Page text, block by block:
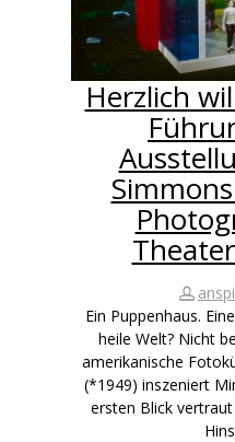
Herzlich
Ein Puppenhaus.
heile Welt? Nicht
amerikanische
(*1949) inszeniert
ersten Blick